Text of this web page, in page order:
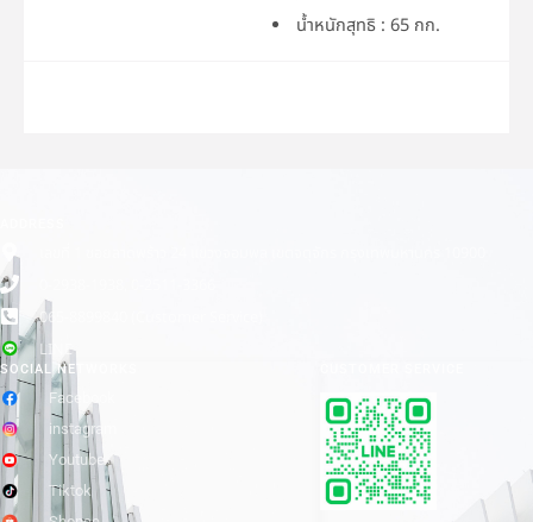
น้ำหนักสุทธิ : 65 กก.
065-8899840 (Customer Service)
LINE
SOCIAL NETWORKS
Facebook
instagram
Youtube
Tiktok